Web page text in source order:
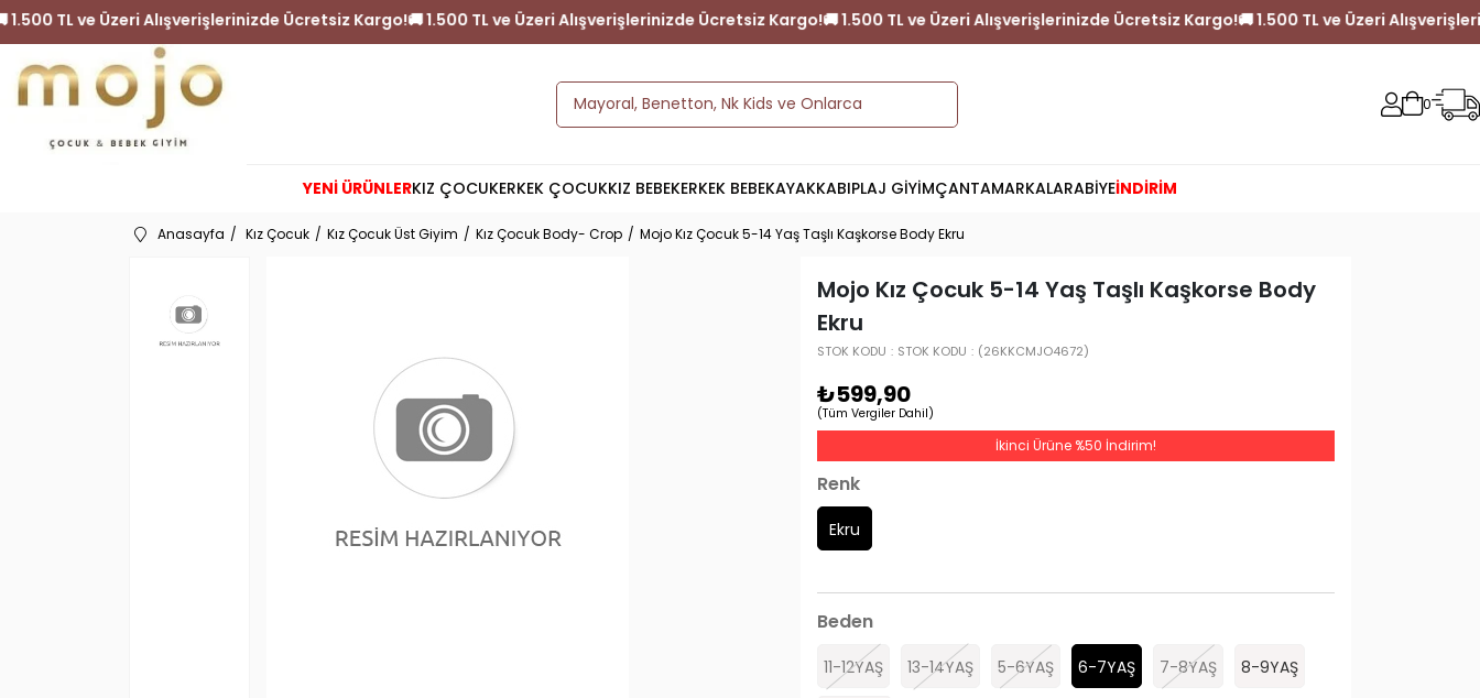
Kargo! 🚚 1.500 TL ve Üzeri Alışverişlerinizde Ücretsiz Kargo!🚚 1.500 TL ve Üzeri Alışverişlerinizde Ücretsiz Kargo!🚚 1.500 TL ve Üzeri Alışverişlerinizde Ücretsiz Kargo!🚚 1.500 TL ve
0
YENİ ÜRÜNLERKIZ ÇOCUKERKEK ÇOCUKKIZ BEBEKERKEK BEBEKAYAKKABIPLAJ GİYİMÇANTAMARKALARABİYEİNDİRİM
Anasayfa Kız Çocuk Kız Çocuk Üst Giyim Kız Çocuk Body- Crop Mojo Kız Çocuk 5-14 Yaş Taşlı Kaşkorse Body Ekru
Mojo Kız Çocuk 5-14 Yaş Taşlı Kaşkorse Body
Ekru
(26KKCMJO4672)
STOK KODU STOK KODU
₺599,90
(Tüm Vergiler Dahil)
İkinci Ürüne %50 İndirim!
Renk
Ekru
Beden
11-12YAŞ 13-14YAŞ 5-6YAŞ 6-7YAŞ 7-8YAŞ 8-9YAŞ